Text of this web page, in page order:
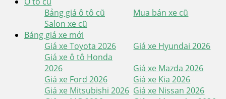
Bảng giá ô tô cũ
Mua bán xe cũ
Salon xe cũ
Bảng giá xe mới
Giá xe Toyota 2026
Giá xe Hyundai 2026
Giá xe ô tô Honda
2026
Giá xe Mazda 2026
Giá xe Ford 2026
Giá xe Kia 2026
Giá xe Mitsubishi 2026 Giá xe Nissan 2026